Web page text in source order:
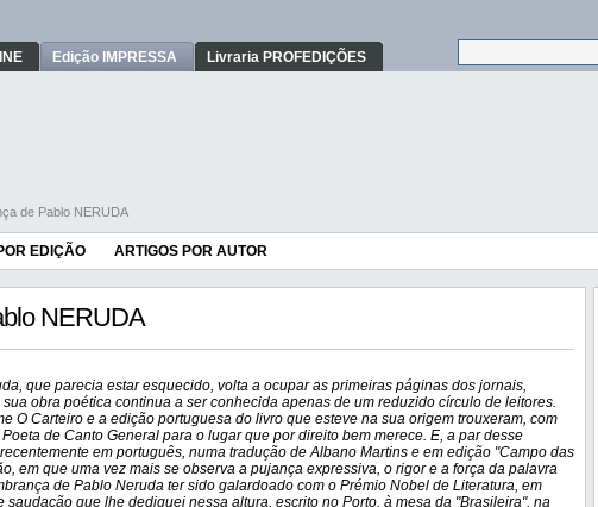
Edição IMPRESSA Livraria PROFEDIÇÕES
de Pablo NERUDA
EDIÇÃO ARTIGOS POR AUTOR
NERUDA
que parecia estar esquecido, volta a ocupar as primeiras páginas dos jornais,
obra poética continua a ser conhecida apenas de um reduzido círculo de leitores.
O Carteiro e a edição portuguesa do livro que esteve na sua origem trouxeram, com
de Canto General para o lugar que por direito bem merece. E, a par desse
em português, numa tradução de Albano Martins e em edição "Campo das
em que uma vez mais se observa a pujança expressiva, o rigor e a força da palavra
de Pablo Neruda ter sido galardoado com o Prémio Nobel de Literatura, em
saudação que lhe dediquei nessa altura, escrito no Porto, à mesa da "Brasileira", na